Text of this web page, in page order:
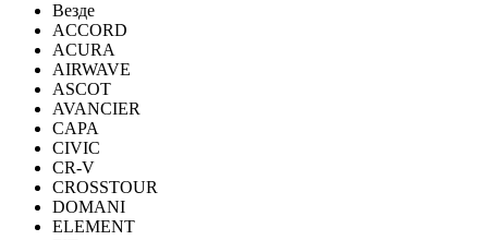
Везде
ACCORD
ACURA
AIRWAVE
ASCOT
AVANCIER
CAPA
CIVIC
CR-V
CROSSTOUR
DOMANI
ELEMENT